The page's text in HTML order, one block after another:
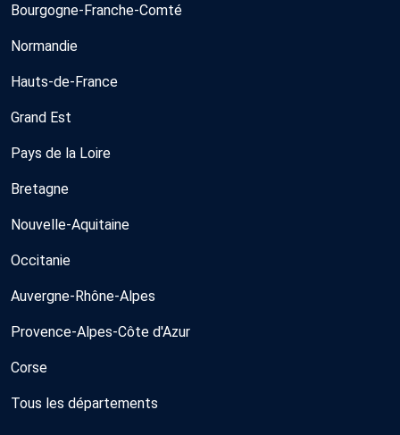
Bourgogne-Franche-Comté
Normandie
Hauts-de-France
Grand Est
Pays de la Loire
Bretagne
Nouvelle-Aquitaine
Occitanie
Auvergne-Rhône-Alpes
Provence-Alpes-Côte d'Azur
Corse
Tous les départements